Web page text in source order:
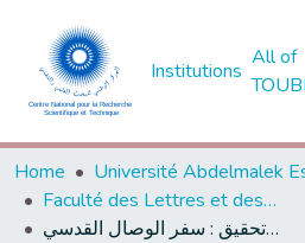
Institutions
All of
Home
Faculté des Lettres et des Sciences Humaines - Tétouan
جماليات الكتابة الصوفية في الصلاة على رسول الله صلى الله عليه و سلم من خلال " ذخيرة المحتاج في الصلاة على صاحب اللواء و التاج " للمعطي الشرقاوي ( ت 1180 ﻫ ) مع تحقيق : سفر الوصال القدسي